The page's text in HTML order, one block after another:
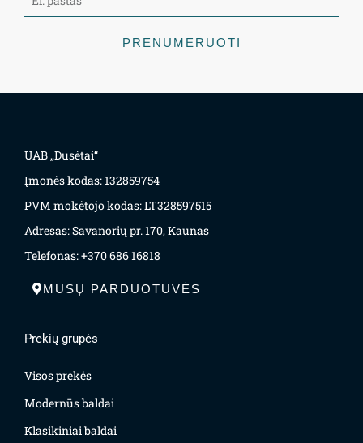
PRENUMERUOTI
UAB „Dusėtai“
Įmonės kodas: 132859754
PVM mokėtojo kodas: LT328597515
Adresas: Savanorių pr. 170, Kaunas
Telefonas: +370 686 16818
MŪSŲ PARDUOTUVĖS
Prekių grupės
Visos prekės
Modernūs baldai
Klasikiniai baldai